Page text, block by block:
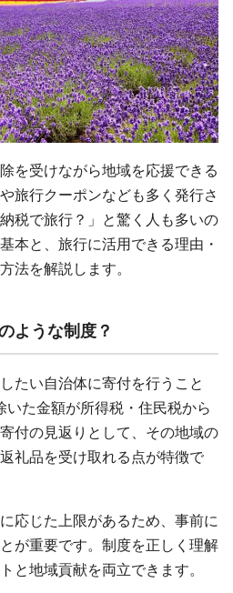
を受けながら地域を応援できる
旅行クーポンなども多く発行さ
税で旅行？」と驚く人も多いの
本と、旅行に活用できる理由・
法を解説します。
ような制度？
たい自治体に寄付を行うこと
いた金額が所得税・住民税から
付の見返りとして、その地域の
礼品を受け取れる点が特徴で
応じた上限があるため、事前に
が重要です。制度を正しく理解
と地域貢献を両立できます。